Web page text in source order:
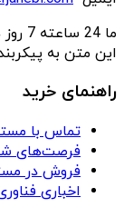
ما
این متن به
راهنمای خرید
تماس با
فرصت‌های
فروش در
اخباری